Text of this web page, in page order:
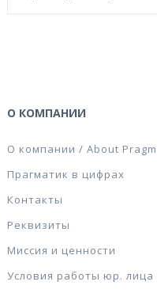
О КОМПАНИИ
О компании / About
Прагматик в цифрах
Контакты
Реквизиты
Миссия и ценности
Условия работы юр. лица